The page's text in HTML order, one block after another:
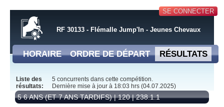
SE CONNECTER
RF 30133 - Flémalle Jump'In - Jeunes Chevaux
HORAIRE ORDRE DE DÉPART RÉSULTATS
Liste des
résultats:
5 concurrents dans cette compétition.
Dernière mise à jour à 18:03 hrs (04.07.2025)
5 6 ANS (ET 7 ANS TARDIFS) | 120 | 238.1.1